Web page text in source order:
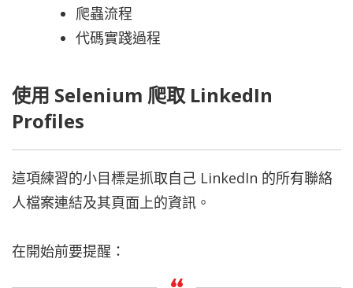
爬蟲流程
代碼實踐過程
使用 Selenium 爬取 LinkedIn
Profiles
這項練習的小目標是抓取自己 LinkedIn 的所有聯絡
人檔案連結及其頁面上的資訊。
在開始前要提醒：